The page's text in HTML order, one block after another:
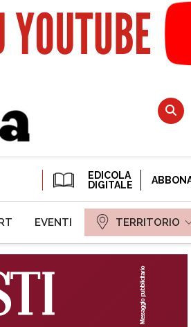
EDICOLA
DIGITALE
EVENTI TERRITORIO